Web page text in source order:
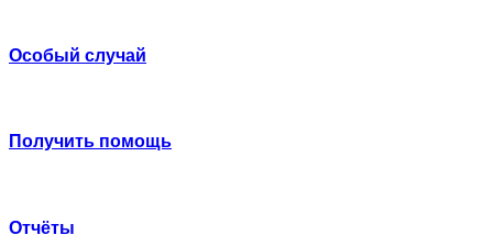
Особый случай
Получить помощь
Отчёты